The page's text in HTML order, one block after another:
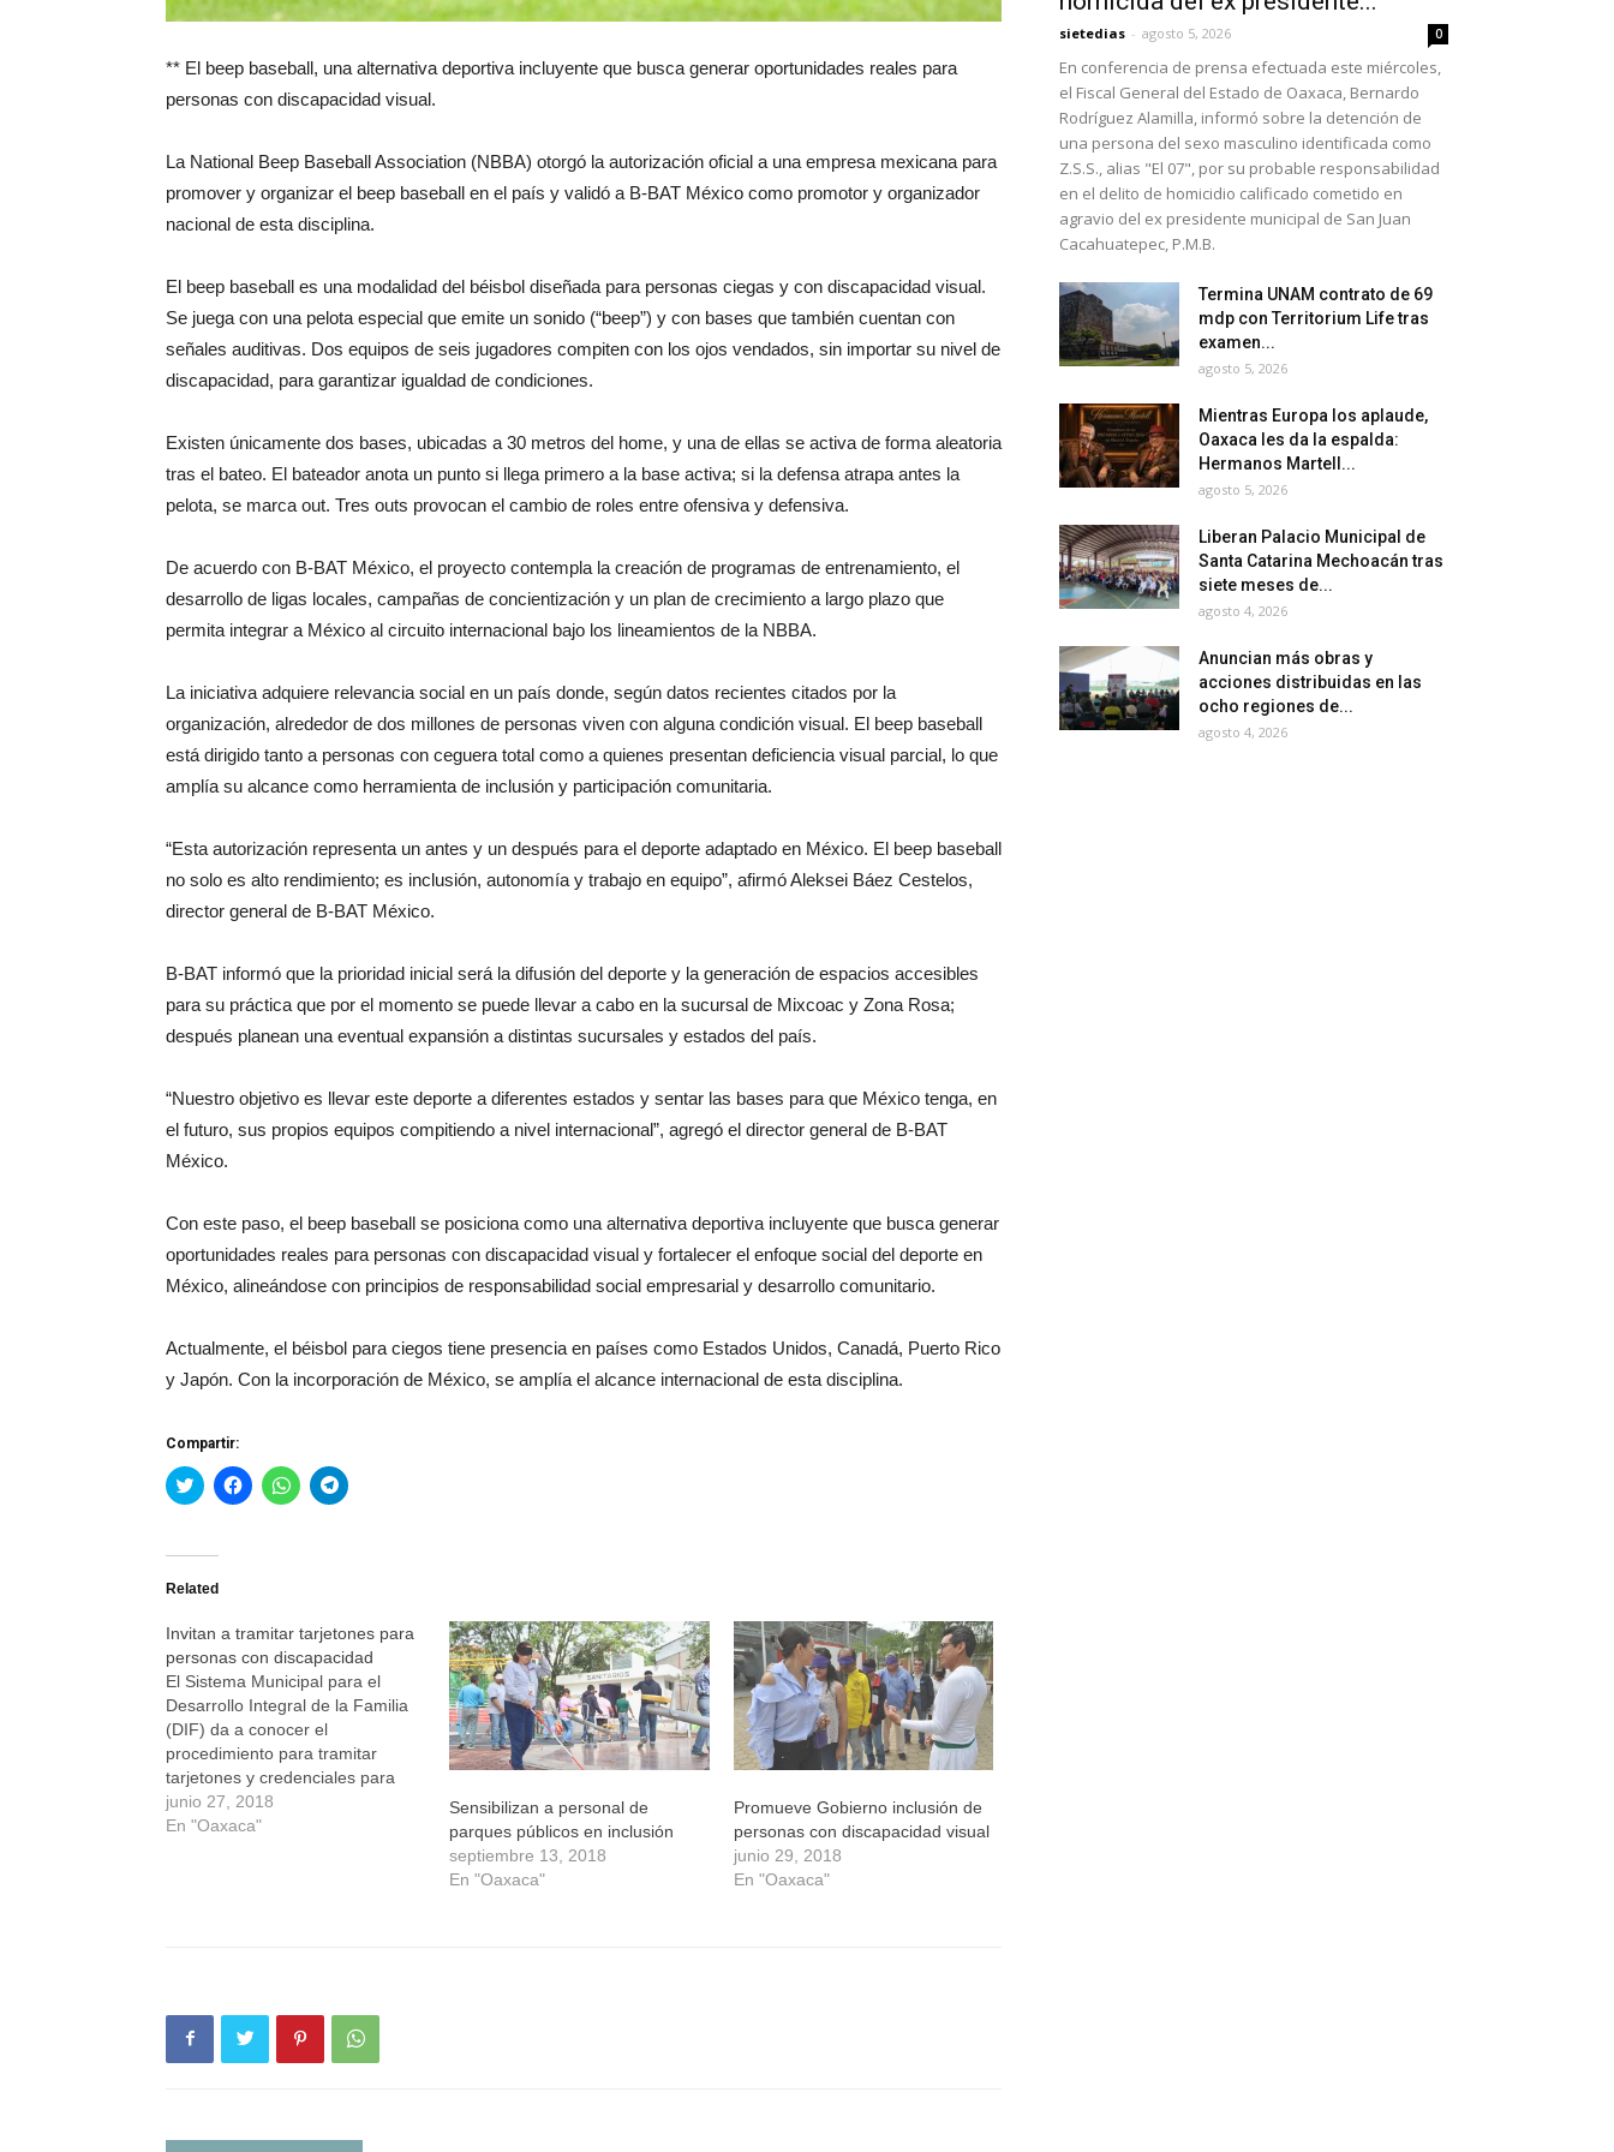
** El beep baseball, una alternativa deportiva incluyente que busca generar oportunidades reales para
personas con discapacidad visual.
La National Beep Baseball Association (NBBA) otorgó la autorización oficial a una empresa mexicana para
promover y organizar el beep baseball en el país y validó a B-BAT México como promotor y organizador
nacional de esta disciplina.
El beep baseball es una modalidad del béisbol diseñada para personas ciegas y con discapacidad visual.
Se juega con una pelota especial que emite un sonido (“beep”) y con bases que también cuentan con
señales auditivas. Dos equipos de seis jugadores compiten con los ojos vendados, sin importar su nivel de
discapacidad, para garantizar igualdad de condiciones.
Existen únicamente dos bases, ubicadas a 30 metros del home, y una de ellas se activa de forma aleatoria
tras el bateo. El bateador anota un punto si llega primero a la base activa; si la defensa atrapa antes la
pelota, se marca out. Tres outs provocan el cambio de roles entre ofensiva y defensiva.
De acuerdo con B-BAT México, el proyecto contempla la creación de programas de entrenamiento, el
desarrollo de ligas locales, campañas de concientización y un plan de crecimiento a largo plazo que
permita integrar a México al circuito internacional bajo los lineamientos de la NBBA.
La iniciativa adquiere relevancia social en un país donde, según datos recientes citados por la
organización, alrededor de dos millones de personas viven con alguna condición visual. El beep baseball
está dirigido tanto a personas con ceguera total como a quienes presentan deficiencia visual parcial, lo que
amplía su alcance como herramienta de inclusión y participación comunitaria.
“Esta autorización representa un antes y un después para el deporte adaptado en México. El beep baseball
no solo es alto rendimiento; es inclusión, autonomía y trabajo en equipo”, afirmó Aleksei Báez Cestelos,
director general de B-BAT México.
B-BAT informó que la prioridad inicial será la difusión del deporte y la generación de espacios accesibles
para su práctica que por el momento se puede llevar a cabo en la sucursal de Mixcoac y Zona Rosa;
después planean una eventual expansión a distintas sucursales y estados del país.
“Nuestro objetivo es llevar este deporte a diferentes estados y sentar las bases para que México tenga, en
el futuro, sus propios equipos compitiendo a nivel internacional”, agregó el director general de B-BAT
México.
Con este paso, el beep baseball se posiciona como una alternativa deportiva incluyente que busca generar
oportunidades reales para personas con discapacidad visual y fortalecer el enfoque social del deporte en
México, alineándose con principios de responsabilidad social empresarial y desarrollo comunitario.
Actualmente, el béisbol para ciegos tiene presencia en países como Estados Unidos, Canadá, Puerto Rico
y Japón. Con la incorporación de México, se amplía el alcance internacional de esta disciplina.
Compartir:
Haz
clic
Twitter
abre
ventana
nueva)
Haz
clic
una
ventana
nueva)
Haz
clic
ventana
nueva)
Haz
clic
ventana
nueva)
Related
Invitan a tramitar tarjetones para
personas con discapacidad
El Sistema Municipal para el
Desarrollo Integral de la Familia
(DIF) da a conocer el
procedimiento para tramitar
tarjetones y credenciales para
utilizar los cajones especiales de
estacionamiento destinados a
junio 27, 2018
En "Oaxaca"
Sensibilizan a personal de
parques públicos en inclusión
septiembre 13, 2018
En "Oaxaca"
Promueve Gobierno inclusión de
personas con discapacidad visual
junio 29, 2018
En "Oaxaca"
sietedias - agosto 5, 2026 0
En conferencia de prensa efectuada este miércoles,
el Fiscal General del Estado de Oaxaca, Bernardo
Rodríguez Alamilla, informó sobre la detención de
una persona del sexo masculino identificada como
Z.S.S., alias "El 07", por su probable responsabilidad
en el delito de homicidio calificado cometido en
agravio del ex presidente municipal de San Juan
Cacahuatepec, P.M.B.
Termina UNAM contrato de 69
mdp con Territorium Life tras
examen...
agosto 5, 2026
Mientras Europa los aplaude,
Oaxaca les da la espalda:
Hermanos Martell...
agosto 5, 2026
Liberan Palacio Municipal de
Santa Catarina Mechoacán tras
siete meses de...
agosto 4, 2026
Anuncian más obras y
acciones distribuidas en las
ocho regiones de...
agosto 4, 2026